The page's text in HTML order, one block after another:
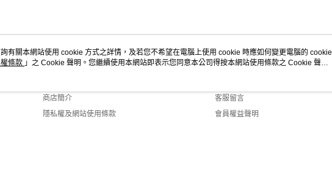
關於我們
商店簡介
隱私權及網站使用條款
客服資訊
客服留言
會員權益聲明
有關本網站使用 cookie 方式之詳情，及若您不希望在電腦上使用 cookie 時應如何變更電腦的 cookie
條款 」之 Cookie 聲明。您繼續使用本網站即表示您同意本公司得按本網站使用條款之 Cookie 聲明